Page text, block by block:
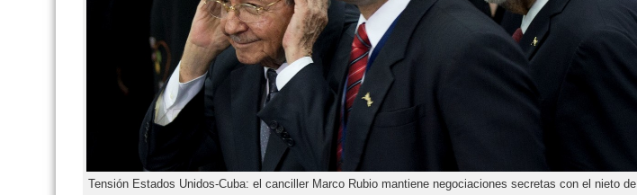
Tensión Estados Unidos-Cuba: el canciller Marco Rubio mantiene negociaciones secretas con el nieto de